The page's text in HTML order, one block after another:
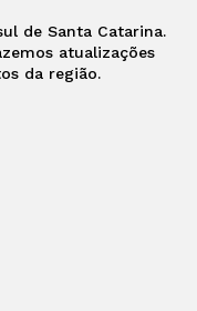
de Santa Catarina.
atualizações
da região.